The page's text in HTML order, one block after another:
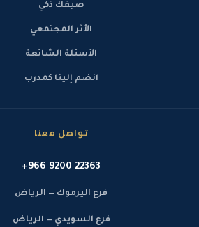
صيفك ذكي
الأثر المجتمعي
الأسئلة الشائعة
انضم إلينا كمدرب
تواصل معنا
+966 9200 22363
فرع اليرموك — الرياض
فرع السويدي — الرياض